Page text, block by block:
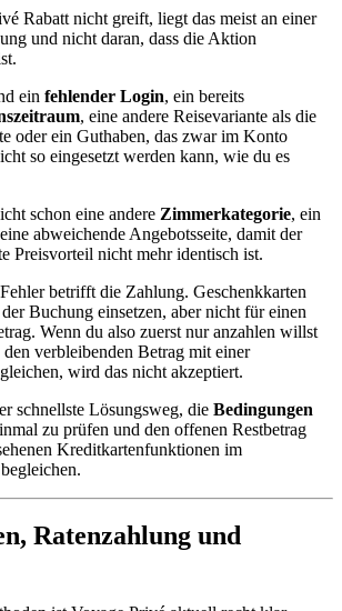
Rabatt nicht greift, liegt das meist an einer
und nicht daran, dass die Aktion
ein fehlender Login, ein bereits
, eine andere Reisevariante als die
oder ein Guthaben, das zwar im Konto
so eingesetzt werden kann, wie du es
schon eine andere Zimmerkategorie, ein
abweichende Angebotsseite, damit der
Preisvorteil nicht mehr identisch ist.
betrifft die Zahlung. Geschenkkarten
Buchung einsetzen, aber nicht für einen
Wenn du also zuerst nur anzahlen willst
den verbleibenden Betrag mit einer
wird das nicht akzeptiert.
schnellste Lösungsweg, die Bedingungen
zu prüfen und den offenen Restbetrag
Kreditkartenfunktionen im
Ratenzahlung und